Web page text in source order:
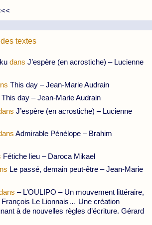
textes
dans J’espère (en acrostiche) – Lucienne
This day – Jean-Marie Audrain
This day – Jean-Marie Audrain
J’espère (en acrostiche) – Lucienne
Admirable Pénélope – Brahim
Fétiche lieu – Daroca Mikael
Le passé, demain peut-être – Jean-Marie
– L’OULIPO – Un mouvement littéraire,
Le Lionnais… Une création
à de nouvelles règles d’écriture. Gérard